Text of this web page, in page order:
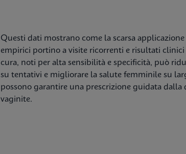
Questi dati mostrano come la scarsa
empirici portino a visite ricorrenti e risultati
cura, noti per alta sensibilità e specificità, può
su tentativi e migliorare la salute femminile su
possono garantire una prescrizione guidata
vaginite.